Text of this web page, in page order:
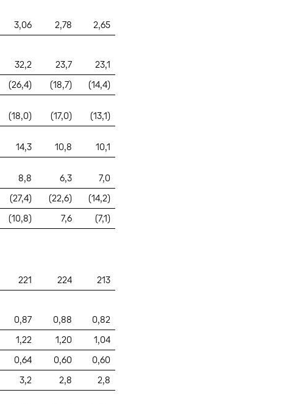
3,06 2,78 2,65
32,2 23,7 23,1
(26,4) (18,7) (14,4)
(18,0) (17,0) (13,1)
14,3 10,8 10,1
8,8 6,3 7,0
(27,4) (22,6) (14,2)
(10,8) 7,6 (7,1)
221 224 213
0,87 0,88 0,82
1,22 1,20 1,04
0,64 0,60 0,60
3,2 2,8 2,8